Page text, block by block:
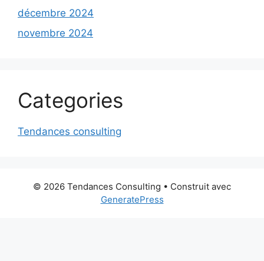
décembre 2024
novembre 2024
Categories
Tendances consulting
© 2026 Tendances Consulting • Construit avec
GeneratePress